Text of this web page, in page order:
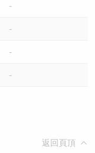
-
-
-
-
返回頁頂